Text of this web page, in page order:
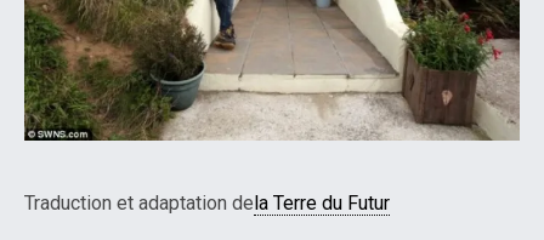
Traduction et adaptation dela Terre du Futur